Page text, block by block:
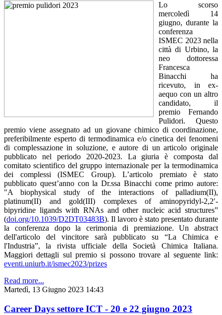
Lo scorso
mercoledì 14
giugno, durante la
conferenza
ISMEC 2023 nella
città di Urbino, la
neo dottoressa
Francesca
Binacchi ha
ricevuto, in ex-
aequo con un altro
candidato, il
premio Fernando
Pulidori. Questo
premio viene assegnato ad un giovane chimico di coordinazione,
preferibilmente esperto di termodinamica e/o cinetica dei fenomeni
di complessazione in soluzione, e autore di un articolo originale
pubblicato nel periodo 2020-2023. La giuria è composta dal
comitato scientifico del gruppo internazionale per la termodinamica
dei complessi (ISMEC Group). L’articolo premiato è stato
pubblicato quest’anno con la Dr.ssa Binacchi come primo autore:
"A biophysical study of the interactions of palladium(II),
platinum(II) and gold(III) complexes of aminopyridyl-2,2′-
bipyridine ligands with RNAs and other nucleic acid structures”
(doi.org/10.1039/D2DT03483B). Il lavoro è stato presentato durante
la conferenza dopo la cerimonia di premiazione. Un abstract
dell'articolo del vincitore sarà pubblicato su “La Chimica e
l'Industria”, la rivista ufficiale della Società Chimica Italiana.
Maggiori dettagli sul premio si possono trovare al seguente link:
eventi.uniurb.it/ismec2023/prizes
Read more...
Martedì, 13 Giugno 2023 14:43
Career Days settore ICT - 20 e 22 giugno 2023